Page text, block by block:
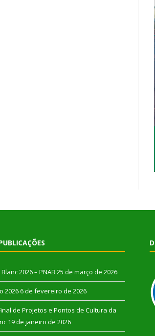
2026 – PNAB 25 de março de 2026
2026 6 de fevereiro de 2026
de Projetos e Pontos de Cultura da
19 de janeiro de 2026